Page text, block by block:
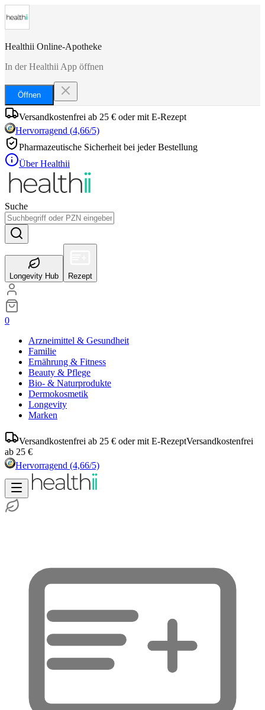
Healthii Online-Apotheke
In der Healthii App öffnen
Öffnen
Versandkostenfrei ab 25 € oder mit E-Rezept
Hervorragend (4,66/5)
Pharmazeutische Sicherheit bei jeder Bestellung
Über Healthii
Suche
Longevity Hub Rezept
0
Arzneimittel & Gesundheit
Familie
Ernährung & Fitness
Beauty & Pflege
Bio- & Naturprodukte
Dermokosmetik
Longevity
Marken
Versandkostenfrei ab 25 € oder mit E-RezeptVersandkostenfrei
ab 25 €
Hervorragend (4,66/5)